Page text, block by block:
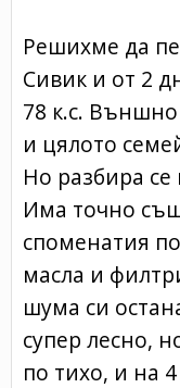
Решихме да
Сивик и от 2
78 к.с.
и цялото
Но разбира
Има точно
споменатия
масла и
шума си
супер лесно,
по тихо, и на